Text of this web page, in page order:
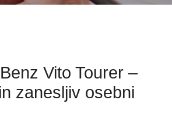
tablic in naročilo ponovljenih (3
Vito Tourer –
zanesljiv osebni